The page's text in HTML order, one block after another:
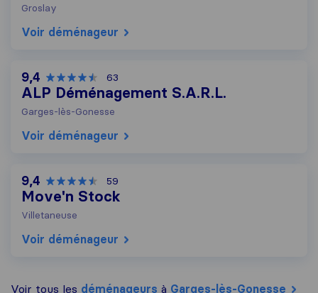
Groslay
Voir déménageur
9,4 63
ALP Déménagement S.A.R.L.
Garges-lès-Gonesse
Voir déménageur
9,4 59
Move'n Stock
Villetaneuse
Voir déménageur
Voir tous les déménageurs à Garges-lès-Gonesse